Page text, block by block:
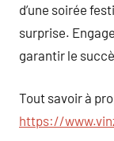
d’une soirée
surprise.
garantir le
Tout savoir à
https://